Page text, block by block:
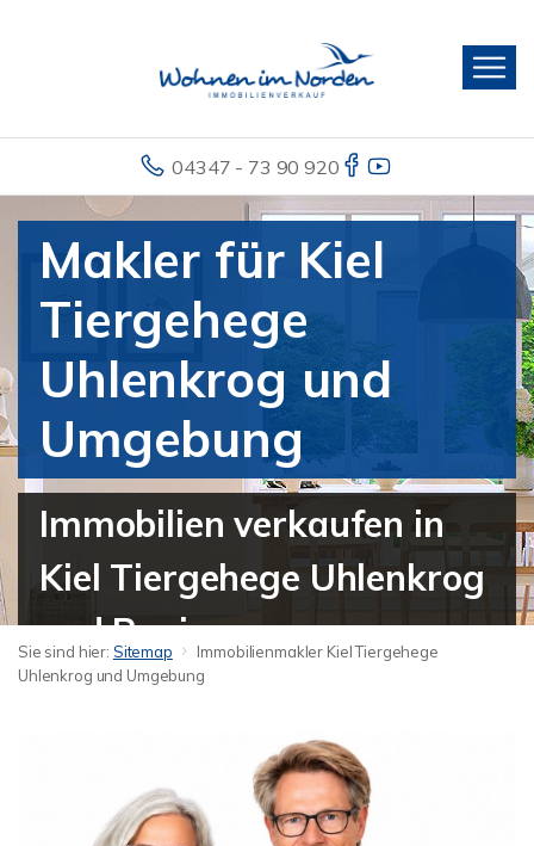
04347 - 73 90 920
Makler für Kiel
Tiergehege
Uhlenkrog und
Umgebung
Immobilien verkaufen in
Kiel Tiergehege Uhlenkrog
und Region
Sie sind hier: Sitemap
Immobilienmakler Kiel Tiergehege
Uhlenkrog und Umgebung